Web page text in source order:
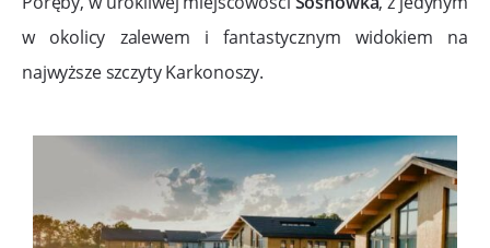
w okolicy zalewem i fantastycznym widokiem na
najwyższe szczyty Karkonoszy.